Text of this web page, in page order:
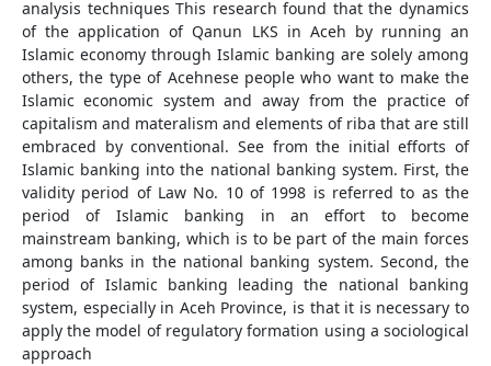
analysis techniques This research found that the dynamics
of the application of Qanun LKS in Aceh by running an
Islamic economy through Islamic banking are solely among
others, the type of Acehnese people who want to make the
Islamic economic system and away from the practice of
capitalism and materalism and elements of riba that are still
embraced by conventional. See from the initial efforts of
Islamic banking into the national banking system. First, the
validity period of Law No. 10 of 1998 is referred to as the
period of Islamic banking in an effort to become
mainstream banking, which is to be part of the main forces
among banks in the national banking system. Second, the
period of Islamic banking leading the national banking
system, especially in Aceh Province, is that it is necessary to
apply the model of regulatory formation using a sociological
approach